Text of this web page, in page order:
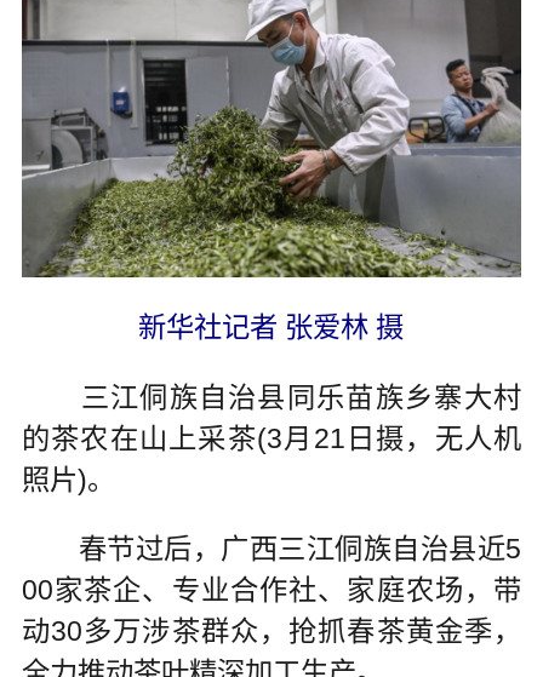
新华社记者 张爱林 摄
三江侗族自治县同乐苗族乡寨大村
的茶农在山上采茶(3月21日摄，无人机
照片)。
春节过后，广西三江侗族自治县近5
00家茶企、专业合作社、家庭农场，带
动30多万涉茶群众，抢抓春茶黄金季，